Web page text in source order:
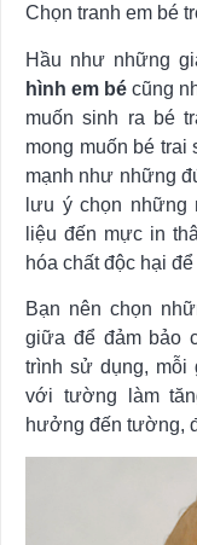
Chọn tranh em bé
Hầu như những
hình em bé cũng
muốn sinh ra bé
mong muốn bé trai
mạnh như những
lưu ý chọn những
liệu đến mực in
hóa chất độc hại
Bạn nên chọn
giữa để đảm bảo
trình sử dụng, mỗi
với tường làm
hưởng đến tường,